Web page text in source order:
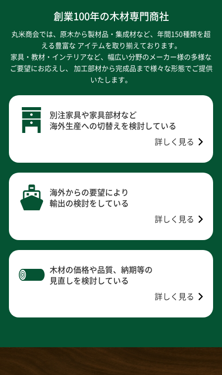
創業100年の木材専門商社
丸米商会では、原木から製材品・集成材など、年間150種類を超
える豊富な アイテムを取り揃えております。
家具・教材・インテリアなど、幅広い分野のメーカー様の多様な
ご要望にお応えし、
加工部材から完成品まで様々な形態でご提供
いたします。
別注家具や家具部材など
海外生産への切替えを検討している
詳しく見る
海外からの要望により
輸出の検討をしている
詳しく見る
木材の価格や品質、納期等の
見直しを検討している
詳しく見る